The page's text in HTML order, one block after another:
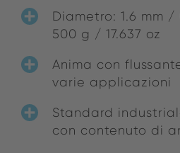
Diametro: 1.6 mm /
500 g / 17.637 oz
Anima con
varie applicazioni
Standard
con contenuto di